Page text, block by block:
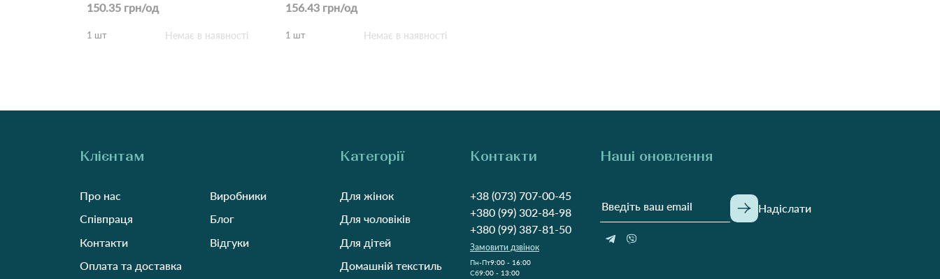
150.35 грн/од
1 шт Немає в наявності
156.43 грн/од
1 шт Немає в наявності
Клієнтам
Про нас
Співпраця
Контакти
Оплата та доставка
Виробники
Блог
Відгуки
Категорії
Для жінок
Для чоловіків
Для дітей
Домашній текстиль
Контакти
+38 (073) 707-00-45
+380 (99) 302-84-98
+380 (99) 387-81-50
Замовити дзвінок
Пн-Пт9:00 - 16:00
Cб9:00 - 13:00
Наші оновлення
Надіслати